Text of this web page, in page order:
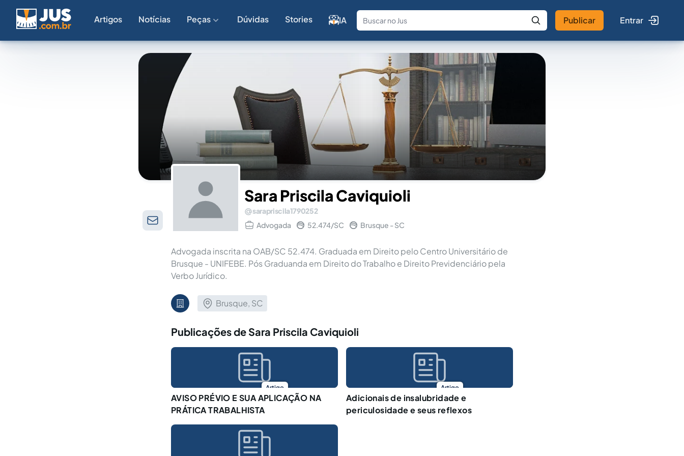
Artigos Notícias Peças Dúvidas Stories IA
Fale com a IA Buscar no Jus
Publicar Entrar
Sara Priscila Caviquioli
sarapriscila1790252
Advogada
52.474/SC Brusque - SC
Advogada inscrita na OAB/SC 52.474. Graduada em Direito pelo Centro Universitário de
Brusque - UNIFEBE. Pós Graduanda em Direito do Trabalho e Direito Previdenciário pela
Verbo Jurídico.
Brusque, SC
Publicações de Sara Priscila Caviquioli
Artigo
AVISO PRÉVIO E SUA APLICAÇÃO NA
PRÁTICA TRABALHISTA
Artigo
Adicionais de insalubridade e
periculosidade e seus reflexos